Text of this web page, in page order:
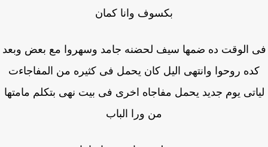
بكسوف وانا كمان
الوقت ده ضمها سيف لحضنه جامد وسهروا مع بعض وبعد
روحوا وانتهى اليل كان يحمل فى كثيره من المفاجاءت
يوم جديد يحمل مفاجاه اخرى فى بيت نهى بتكلم مامتها
من ورا الباب